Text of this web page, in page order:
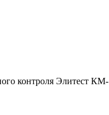
контроля Элитест